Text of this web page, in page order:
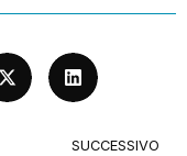
SUCCESSIVO